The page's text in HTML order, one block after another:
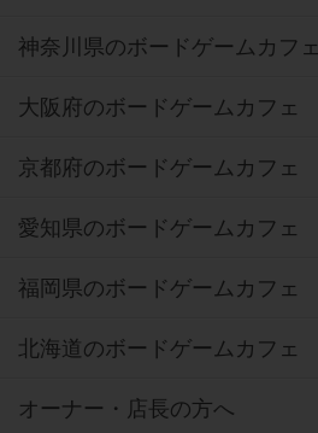
神奈川県のボードゲームカフェ
大阪府のボードゲームカフェ
京都府のボードゲームカフェ
愛知県のボードゲームカフェ
福岡県のボードゲームカフェ
北海道のボードゲームカフェ
オーナー・店長の方へ